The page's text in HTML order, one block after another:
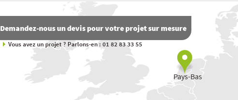
Demandez-nous un devis pour votre projet sur mesure
Vous avez un projet ? Parlons-en : 01 82 83 33 55
Pays-Bas